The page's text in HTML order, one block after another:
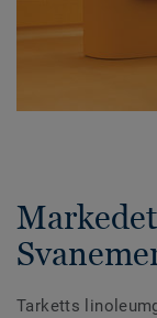
Tarketts